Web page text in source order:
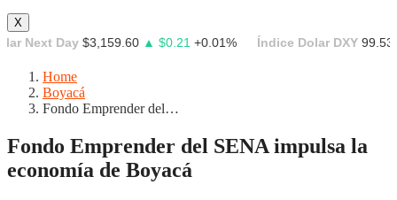
X
Day $3,159.60 ▲ $0.21 +0.01% Índice Dolar DXY 99.539 ▼ -
Home
Boyacá
Fondo Emprender del…
Fondo Emprender del SENA impulsa la
economía de Boyacá